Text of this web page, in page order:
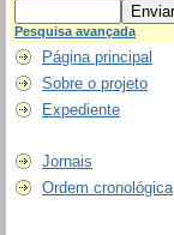
Pesquisa avançada
Página principal
Sobre o projeto
Expediente
Jornais
Ordem cronológica